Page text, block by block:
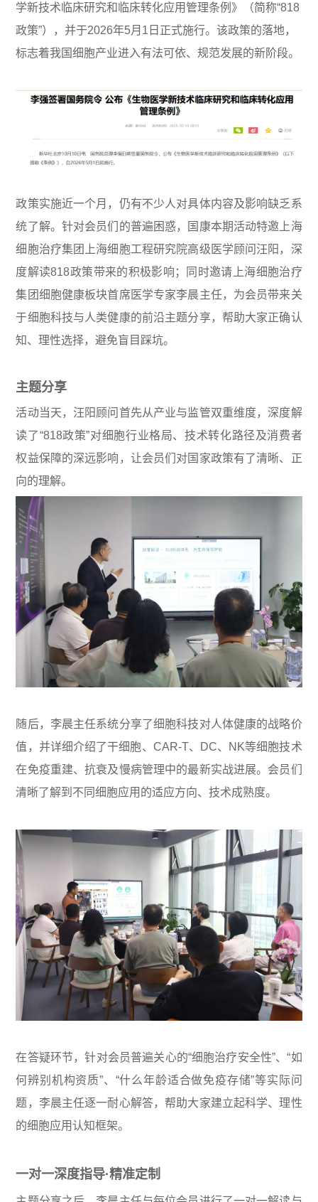
学新技术临床研究和临床转化应用管理条例》（简称“818
政策”），并于2026年5月1日正式施行。该政策的落地，
标志着我国细胞产业进入有法可依、规范发展的新阶段。
政策实施近一个月，仍有不少人对具体内容及影响缺乏系
统了解。针对会员们的普遍困惑，国康本期活动特邀上海
细胞治疗集团上海细胞工程研究院高级医学顾问汪阳，深
度解读818政策带来的积极影响；同时邀请上海细胞治疗
集团细胞健康板块首席医学专家李晨主任，为会员带来关
于细胞科技与人类健康的前沿主题分享，帮助大家正确认
知、理性选择，避免盲目踩坑。
主题分享
活动当天，汪阳顾问首先从产业与监管双重维度，深度解
读了“818政策”对细胞行业格局、技术转化路径及消费者
权益保障的深远影响，让会员们对国家政策有了清晰、正
向的理解。
随后，李晨主任系统分享了细胞科技对人体健康的战略价
值，并详细介绍了干细胞、CAR-T、DC、NK等细胞技术
在免疫重建、抗衰及慢病管理中的最新实战进展。会员们
清晰了解到不同细胞应用的适应方向、技术成熟度。
在答疑环节，针对会员普遍关心的“细胞治疗安全性”、“如
何辨别机构资质”、“什么年龄适合做免疫存储”等实际问
题，李晨主任逐一耐心解答，帮助大家建立起科学、理性
的细胞应用认知框架。
一对一深度指导·精准定制